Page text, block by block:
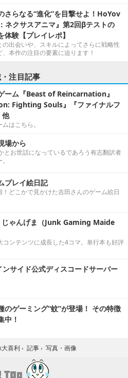
さらなる“進化”を目撃せよ！HoYov
ネクサスアニマ』第2回βテストの
体験【プレイレポ】
の出会いや、スキルによってさらに戦略性
本作の注目の要素に迫ります！
注目記事
ーム『Beast of Reincarnation』
Fighting Souls』『ファイナルフ
他
はこちら。
場から
とお世話になっているであろう有志翻訳者
プレイ絵日記
！どこかで見かけた吉田さんのゲーム絵日
じゃんげま（Junk Gaming Maide
ンテンツに成長した4コマ。単行本も好評
サイド公式ディスコードサーバー
のゲーミング“蚊”が登場！ その特徴
中！
喜利 › 記事 › 写真・画像